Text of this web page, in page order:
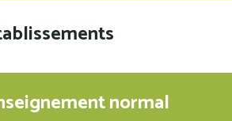
Organigramme
normal